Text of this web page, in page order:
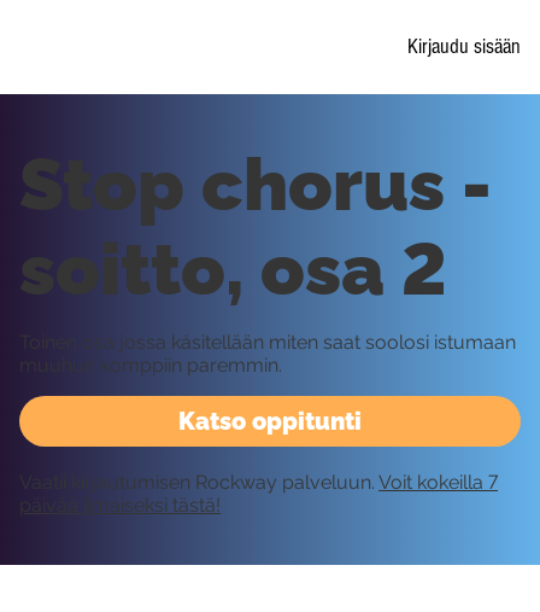
Kirjaudu sisään
Katso oppitunti
Stop chorus -
soitto, osa 2
Toinen osa jossa käsitellään miten saat soolosi istumaan
muuhun komppiin paremmin.
Vaatii kirjautumisen Rockway palveluun. Voit kokeilla 7
päivää ilmaiseksi tästä!